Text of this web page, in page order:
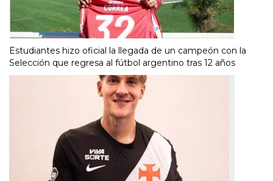
Estudiantes hizo oficial la llegada de un campeón con la
Selección que regresa al fútbol argentino tras 12 años